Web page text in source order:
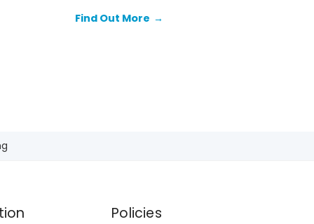
its
for companies in the consumer
Find Out More →
Policies